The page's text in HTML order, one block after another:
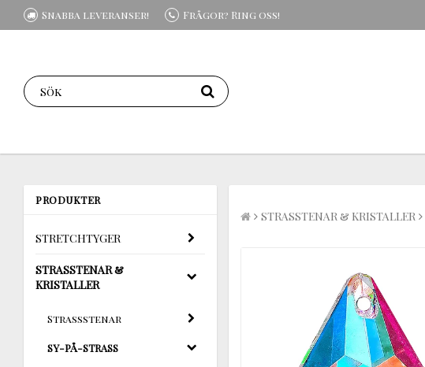
Snabba leveranser! Frågor? Ring oss!
PRODUKTER
STRETCHTYGER
STRASSTENAR &
KRISTALLER
Strassstenar
SY-PÅ-STRASS
STRASSTENAR & KRISTALLER